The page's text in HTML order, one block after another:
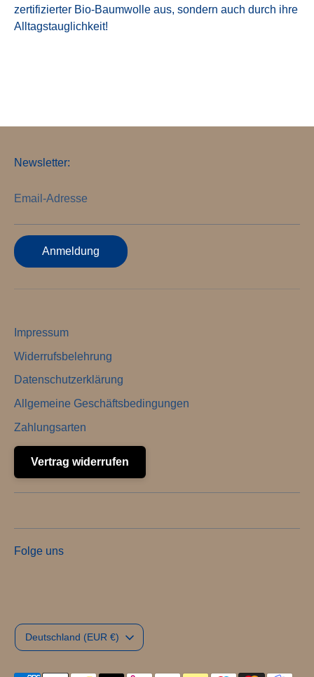
zertifizierter Bio-Baumwolle aus, sondern auch durch ihre
Alltagstauglichkeit!
Newsletter:
Email-Adresse
Anmeldung
Impressum
Widerrufsbelehrung
Datenschutzerklärung
Allgemeine Geschäftsbedingungen
Zahlungsarten
Vertrag widerrufen
Folge uns
Währung
Deutschland (EUR €)